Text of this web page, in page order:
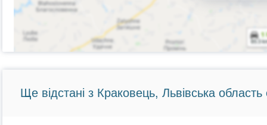
Ще відстані з Краковець, Львівська область